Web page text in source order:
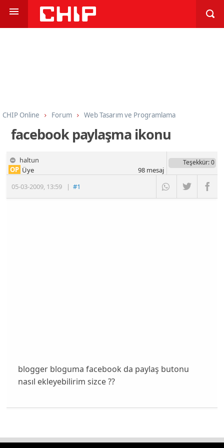
CHIP Online Forum
Web Tasarım ve Programlama
Web Tasarım Genel
facebook paylaşma ikonu
haltun
05-03-2009, 13:59 |#1
OP Üye
Teşekkür: 0
98mesaj
blogger bloguma facebook da paylaş butonu
nasıl ekleyebilirim sizce ??